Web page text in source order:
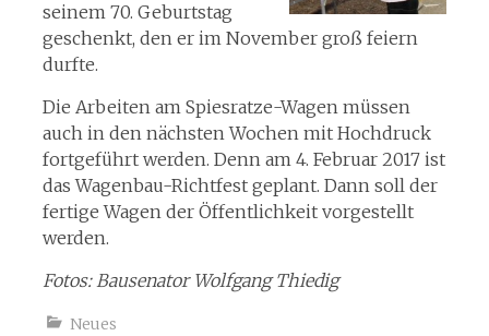
seinem 70. Geburtstag
geschenkt, den er im November groß feiern
durfte.
Die Arbeiten am Spiesratze-Wagen müssen
auch in den nächsten Wochen mit Hochdruck
fortgeführt werden. Denn am 4. Februar 2017 ist
das Wagenbau-Richtfest geplant. Dann soll der
fertige Wagen der Öffentlichkeit vorgestellt
werden.
Fotos: Bausenator Wolfgang Thiedig
Neues